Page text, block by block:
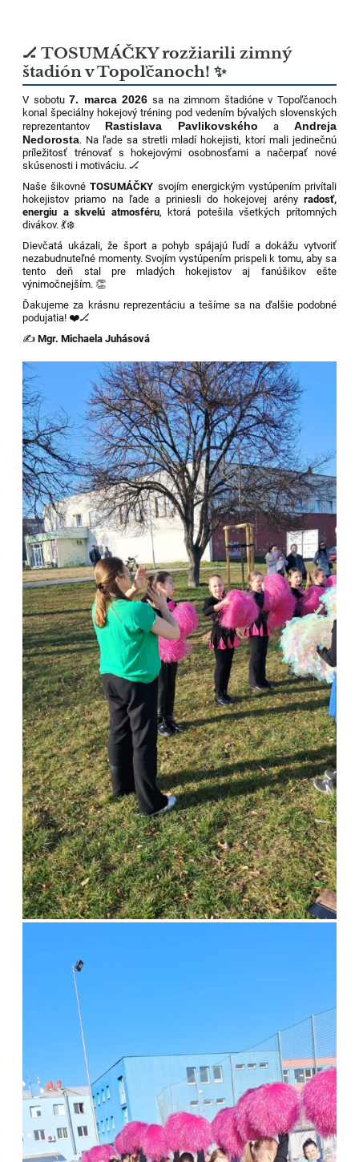
🏒 TOSUMÁČKY rozžiarili zimný
štadión v Topoľčanoch! ✨
V sobotu7. marca 2026 sa na zimnom štadióne v Topoľčanoch
konal špeciálny hokejový tréning pod vedením bývalých slovenských
reprezentantov Rastislava Pavlikovského a Andreja
Nedorosta. Na ľade sa stretli mladí hokejisti, ktorí mali jedinečnú
príležitosť trénovať s hokejovými osobnosťami a načerpať nové
skúsenosti i motiváciu. 🏒
Naše šikovnéTOSUMÁČKY svojím energickým vystúpením privítali
hokejistov priamo na ľade a priniesli do hokejovej arény radosť,
energiu a skvelú atmosféru, ktorá potešila všetkých prítomných
divákov. 💃❄️
Dievčatá ukázali, že šport a pohyb spájajú ľudí a dokážu vytvoriť
nezabudnuteľné momenty. Svojím vystúpením prispeli k tomu, aby sa
tento deň stal pre mladých hokejistov aj fanúšikov ešte
výnimočnejším. 👏
Ďakujeme za krásnu reprezentáciu a tešíme sa na ďalšie podobné
podujatia! ❤️🏒
✍️Mgr. Michaela Juhásová